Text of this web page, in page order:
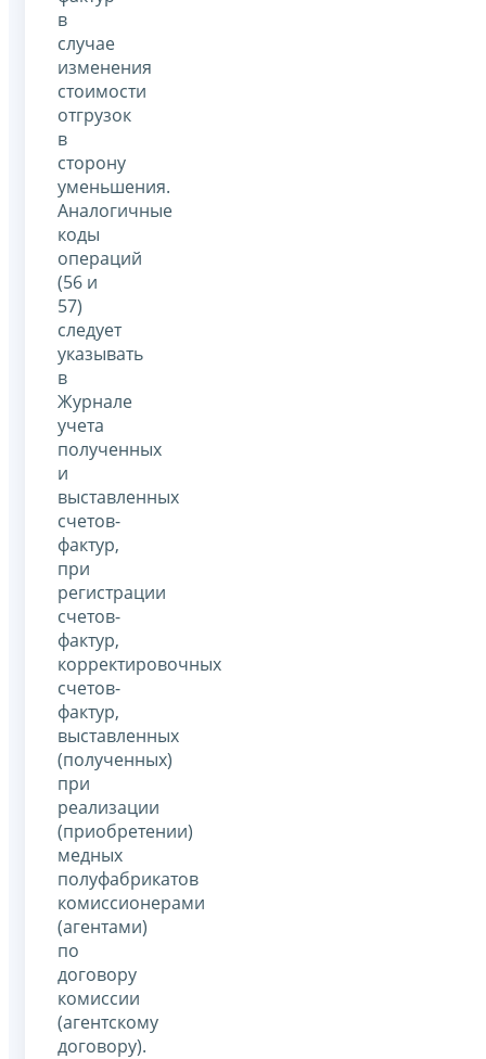
в
случае
изменения
стоимости
отгрузок
в
сторону
уменьшения.
Аналогичные
коды
операций
(56 и
57)
следует
указывать
в
Журнале
учета
полученных
и
выставленных
счетов-
фактур,
при
регистрации
счетов-
фактур,
корректировочных
счетов-
фактур,
выставленных
(полученных)
при
реализации
(приобретении)
медных
полуфабрикатов
комиссионерами
(агентами)
по
договору
комиссии
(агентскому
договору).